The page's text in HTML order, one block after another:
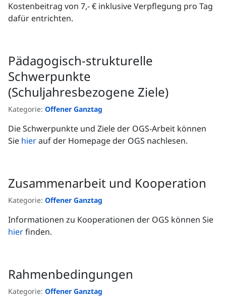
Kostenbeitrag von 7,- € inklusive Verpflegung pro Tag
dafür entrichten.
Pädagogisch-strukturelle
Schwerpunkte
(Schuljahresbezogene Ziele)
Kategorie: Offener Ganztag
Die Schwerpunkte und Ziele der OGS-Arbeit können
Sie hierauf der Homepage der OGS nachlesen.
Zusammenarbeit und Kooperation
Kategorie: Offener Ganztag
Informationen zu Kooperationen der OGS können Sie
hierfinden.
Rahmenbedingungen
Kategorie: Offener Ganztag